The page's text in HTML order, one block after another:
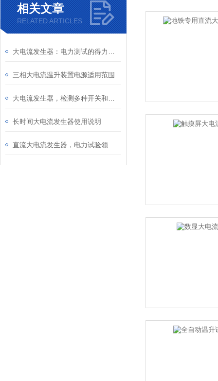
相关文章
RELATED ARTICLES
三相大电流温升装置电源适用范围
长时间大电流发生器使用说明